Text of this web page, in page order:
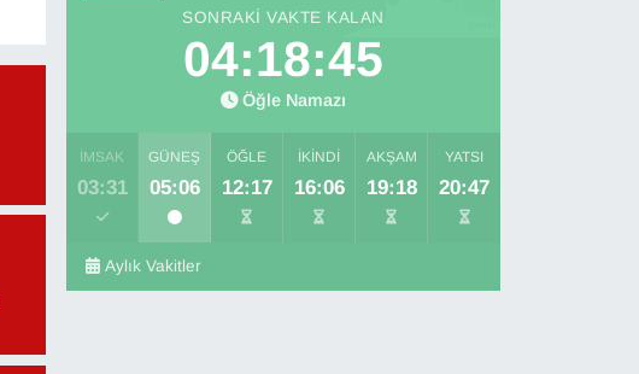
SONRAKI VAKTE KALAN
04:18:44
Öğle Namazı
İMSAK
03:31
GÜNEŞ
05:06
ÖĞLE
12:17
İKINDI
16:06
AKŞAM
19:18
YATSI
20:47
Aylık Vakitler